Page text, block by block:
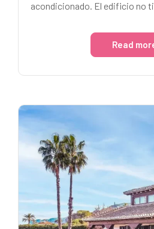
acondicionado. El edificio no
Read